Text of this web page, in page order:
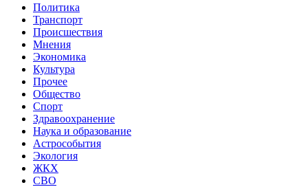
Политика
Транспорт
Происшествия
Мнения
Экономика
Культура
Прочее
Общество
Спорт
Здравоохранение
Наука и образование
Астрособытия
Экология
ЖКХ
СВО